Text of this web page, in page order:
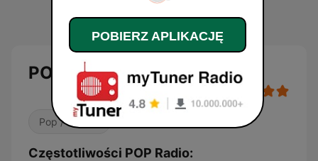
POP Radio
Pop / Top 40
Częstotliwości POP Radio:
POBIERZ APLIKACJĘ